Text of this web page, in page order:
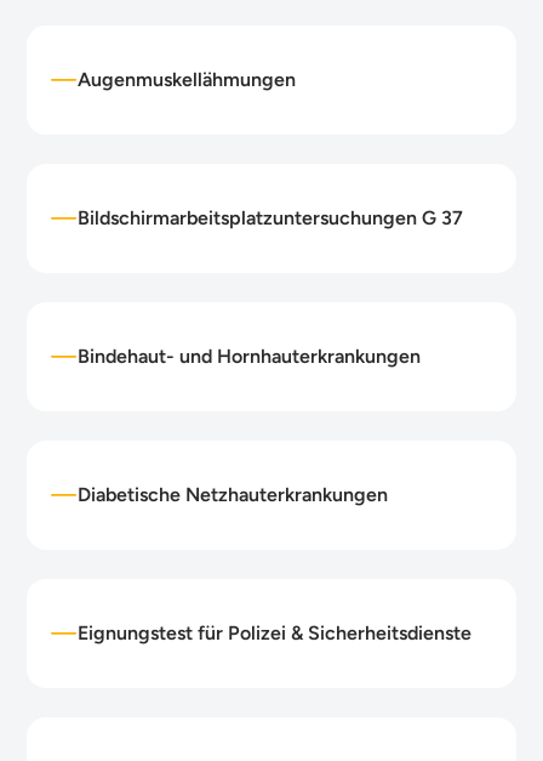
Augenmuskellähmungen
Bildschirmarbeitsplatzuntersuchungen G 37
Bindehaut- und Hornhauterkrankungen
Diabetische Netzhauterkrankungen
Eignungstest für Polizei & Sicherheitsdienste